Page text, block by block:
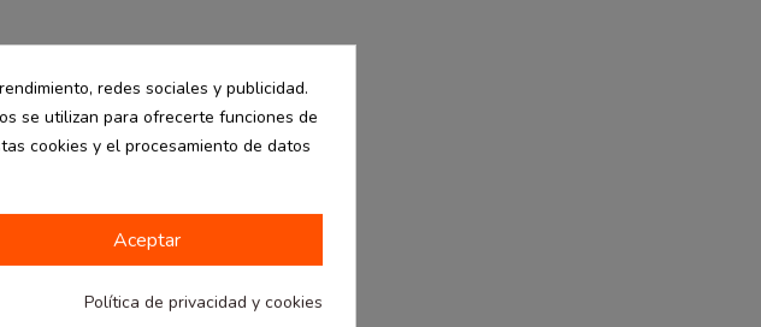
redes sociales y publicidad.
se utilizan para ofrecerte funciones de
cookies y el procesamiento de datos
Aceptar
Política de privacidad y cookies